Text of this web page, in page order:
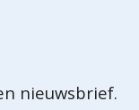
nieuwsbrief.